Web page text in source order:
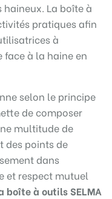
La boîte à
pratiques afin
à
face à la haine en
selon le principe
de composer
multitude de
des points de
dans
et respect mutuel
boîte à outils SELMA